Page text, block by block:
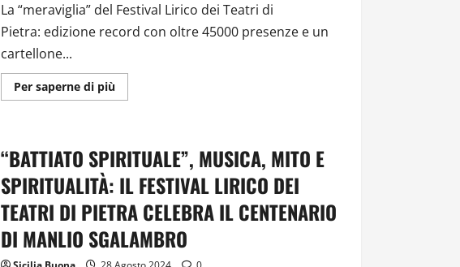
La “meraviglia” del Festival Lirico dei Teatri di
Pietra: edizione record con oltre 45000 presenze e un
cartellone...
Per saperne di piùUlteriori
informazioni
ROMANO:
TRIPUDIO
ALLA
SERATA
CONCLUSIVA
DELLA
VI
EDIZIONE
DEL
“BATTIATO SPIRITUALE”, MUSICA, MITO E
SPIRITUALITÀ: IL FESTIVAL LIRICO DEI
TEATRI DI PIETRA CELEBRA IL CENTENARIO
DI MANLIO SGALAMBRO